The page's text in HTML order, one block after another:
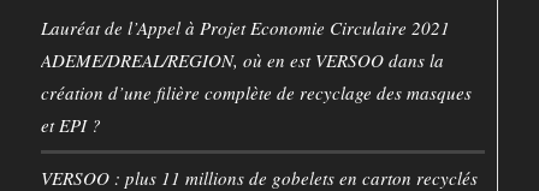
Lauréat de l’Appel à Projet Economie Circulaire 2021
ADEME/DREAL/REGION, où en est VERSOO dans la
création d’une filière complète de recyclage des masques
et EPI ?
VERSOO : plus 11 millions de gobelets en carton recyclés